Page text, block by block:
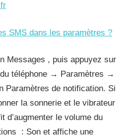
SMS dans les paramètres ?
Messages , puis appuyez sur
téléphone → Paramètres →
Paramètres de notification. Si
la sonnerie et le vibrateur
d’augmenter le volume du
: Son et affiche une